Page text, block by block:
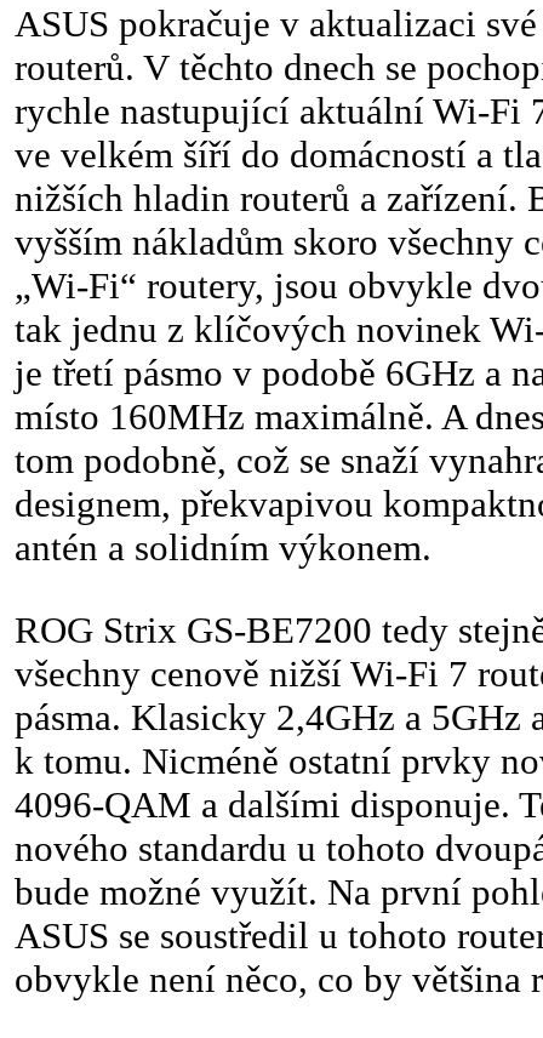
ASUS pokračuje v aktualizaci
routerů. V těchto dnech se
rychle nastupující aktuální Wi-Fi
ve velkém šíří do domácností a
nižších hladin routerů a zařízení.
vyšším nákladům skoro všechny
„Wi-Fi“ routery, jsou obvykle
tak jednu z klíčových novinek
je třetí pásmo v podobě 6GHz a
místo 160MHz maximálně. A
tom podobně, což se snaží
designem, překvapivou
antén a solidním výkonem.
ROG Strix GS-BE7200 tedy
všechny cenově nižší Wi-Fi 7
pásma. Klasicky 2,4GHz a 5GHz
k tomu. Nicméně ostatní prvky
4096-QAM a dalšími disponuje.
nového standardu u tohoto
bude možné využít. Na první
ASUS se soustředil u tohoto
obvykle není něco, co by většina